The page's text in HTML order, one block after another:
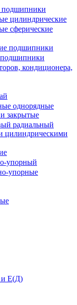
подшипники
цилиндрические
сферические
подшипники
кондиционера,
однорядные
закрытые
радиальный
цилиндрическими
упорный
упорные
и E(Д)